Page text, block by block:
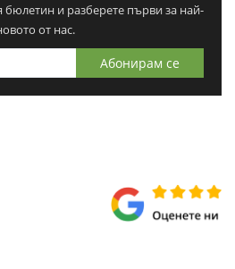
и разберете първи за най-
от нас.
Абонирам се